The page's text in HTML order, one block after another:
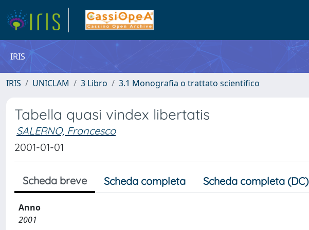
IRIS
IRIS UNICLAM 3 Libro 3.1 Monografia o trattato scientifico
Tabella quasi vindex libertatis
SALERNO, Francesco
2001-01-01
Scheda breve Scheda completa Scheda completa (DC)
Anno
2001